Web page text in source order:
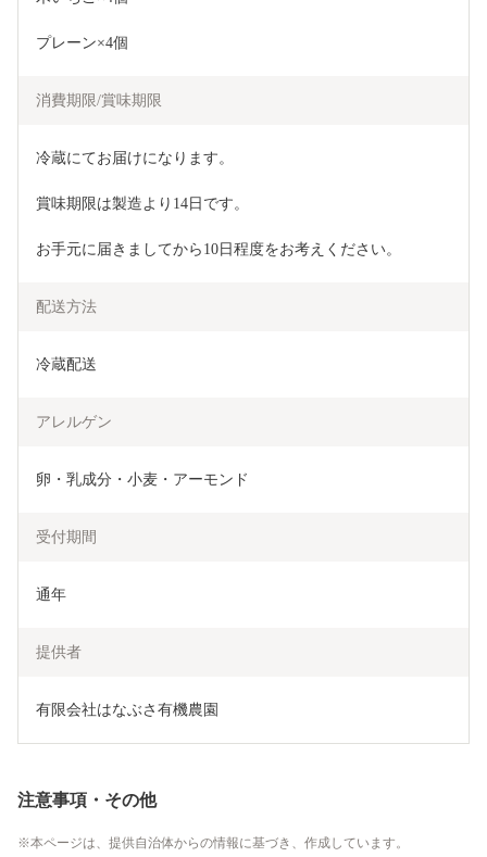
プレーン×4個
消費期限/賞味期限
冷蔵にてお届けになります。
賞味期限は製造より14日です。
お手元に届きましてから10日程度をお考えください。
配送方法
冷蔵配送
アレルゲン
卵・乳成分・小麦・アーモンド
受付期間
通年
提供者
有限会社はなぶさ有機農園
注意事項・その他
本ページは、提供自治体からの情報に基づき、作成しています。